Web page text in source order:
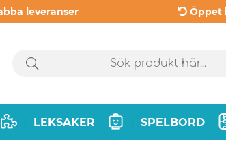
leveranser Öppet
LEKSAKER SPELBORD